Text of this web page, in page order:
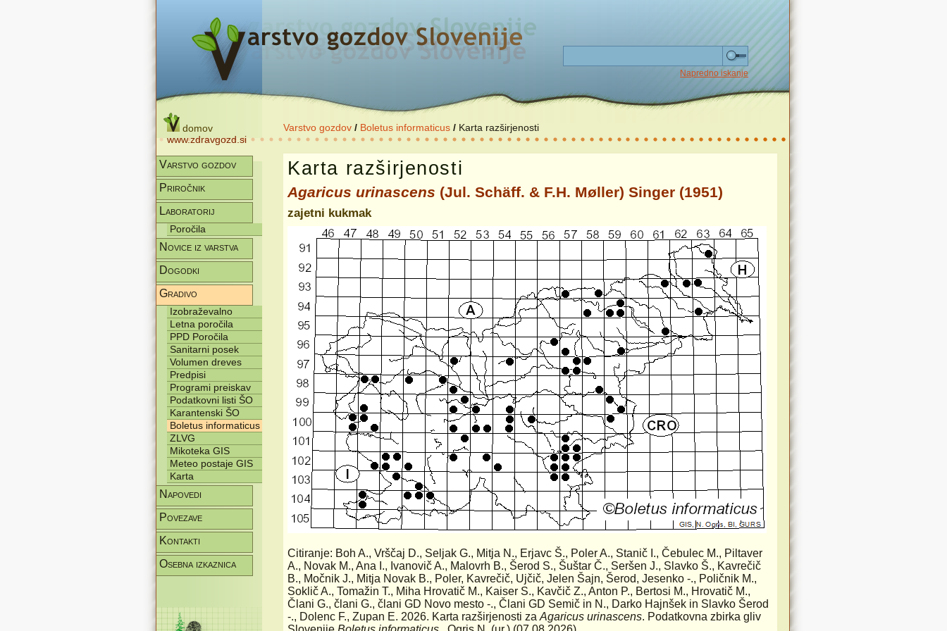
Napredno iskanje
domov
www.zdravgozd.si
Varstvo gozdov / Boletus informaticus / Karta razširjenosti
Varstvo gozdov
Priročnik
Laboratorij
Poročila
Novice iz varstva
Dogodki
Gradivo
Izobraževalno
Letna poročila
PPD Poročila
Sanitarni posek
Volumen dreves
Predpisi
Programi preiskav
Podatkovni listi ŠO
Karantenski ŠO
Boletus informaticus
ZLVG
Mikoteka GIS
Meteo postaje GIS
Karta
Napovedi
Povezave
Kontakti
Osebna izkaznica
Karta razširjenosti
Agaricus urinascens (Jul. Schäff. & F.H. Møller) Singer (1951)
zajetni kukmak
Citiranje: Boh A., Vrščaj D., Seljak G., Mitja N., Erjavc Š., Poler A., Stanič I., Čebulec M., Piltaver
A., Novak M., Ana I., Ivanovič A., Malovrh B., Šerod S., Šuštar Č., Seršen J., Slavko Š., Kavrečič
B., Močnik J., Mitja Novak B., Poler, Kavrečič, Ujčič, Jelen Šajn, Šerod, Jesenko -., Poličnik M.,
Soklič A., Tomažin T., Miha Hrovatič M., Kaiser S., Kavčič Z., Anton P., Bertosi M., Hrovatič M.,
Člani G., člani G., člani GD Novo mesto -., Člani GD Semič in N., Darko Hajnšek in Slavko Šerod
-., Dolenc F., Zupan E. 2026. Karta razširjenosti za Agaricus urinascens. Podatkovna zbirka gliv